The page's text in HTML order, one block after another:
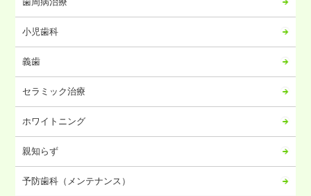
2024年01月
2023年12月
2023年11月
2023年10月
2023年09月
2023年08月
2023年07月
2023年06月
2023年05月
2023年04月
小児歯科
義歯
セラミック治療
ホワイトニング
親知らず
予防歯科（メンテナンス）